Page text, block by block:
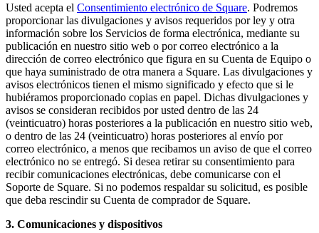
Agrega fuentes de ingresos
Administra tu flujo de caja
Haz un seguimiento del rendimiento
Haz que tus clientes regresen
Programa y paga a tu equipo
Vincula tu catálogo y configúralo rápidamente
Descubrir
Descripción general
Cambia a Square
Usted acepta el Consentimiento electrónico de Square. Podremos
proporcionar las divulgaciones y avisos requeridos por ley y otra
información sobre los Servicios de forma electrónica, mediante su
publicación en nuestro sitio web o por correo electrónico a la
dirección de correo electrónico que figura en su Cuenta de Equipo o
que haya suministrado de otra manera a Square. Las divulgaciones y
avisos electrónicos tienen el mismo significado y efecto que si le
hubiéramos proporcionado copias en papel. Dichas divulgaciones y
avisos se consideran recibidos por usted dentro de las 24
(veinticuatro) horas posteriores a la publicación en nuestro sitio web,
o dentro de las 24 (veinticuatro) horas posteriores al envío por
correo electrónico, a menos que recibamos un aviso de que el correo
electrónico no se entregó. Si desea retirar su consentimiento para
recibir comunicaciones electrónicas, debe comunicarse con el
Soporte de Square. Si no podemos respaldar su solicitud, es posible
que deba rescindir su Cuenta de comprador de Square.
3. Comunicaciones y dispositivos